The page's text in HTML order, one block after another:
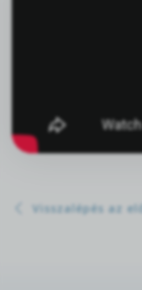
Visszalépés az